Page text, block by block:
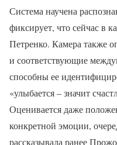
Система научена
фиксирует, что сейчас в
Петренко. Камера также
и соответствующие
способны ее
«улыбается – значит
Оценивается даже
конкретной эмоции,
рассказывала ранее